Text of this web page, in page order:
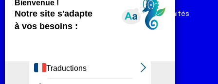
Nos actualités
Nos publications
Contact
Espace Ligue & comités
Espace chercheur